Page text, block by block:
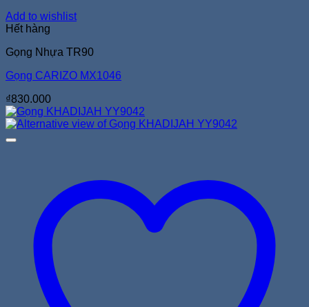
Add to wishlist
Hết hàng
Gọng Nhựa TR90
Gọng CARIZO MX1046
₫830.000